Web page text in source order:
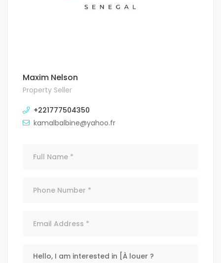
Maxim Nelson
Property Seller
+221777504350
kamalbalbine@yahoo.fr